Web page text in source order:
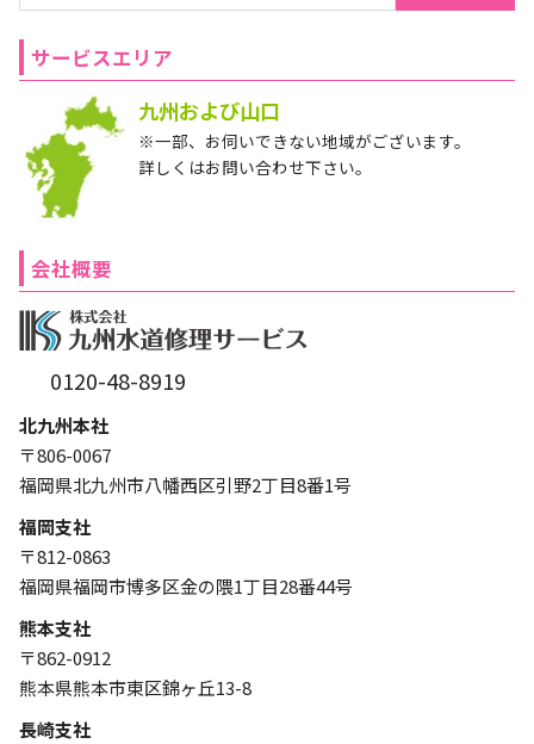
サービスエリア
九州および山口
※一部、お伺いできない地域がございます。
詳しくはお問い合わせ下さい。
会社概要
0120-48-8919
北九州本社
〒806-0067
福岡県北九州市八幡西区引野2丁目8番1号
福岡支社
〒812-0863
福岡県福岡市博多区金の隈1丁目28番44号
熊本支社
〒862-0912
熊本県熊本市東区錦ヶ丘13-8
長崎支社